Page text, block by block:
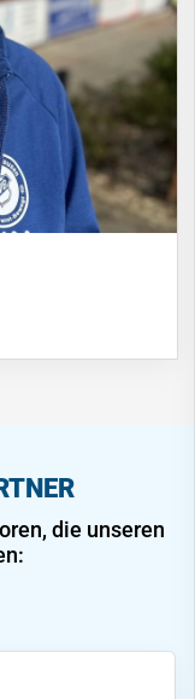
die unseren